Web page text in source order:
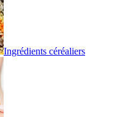
Ingrédients céréaliers